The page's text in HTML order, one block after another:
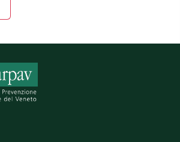
e aiutaci a migliorare il servizio